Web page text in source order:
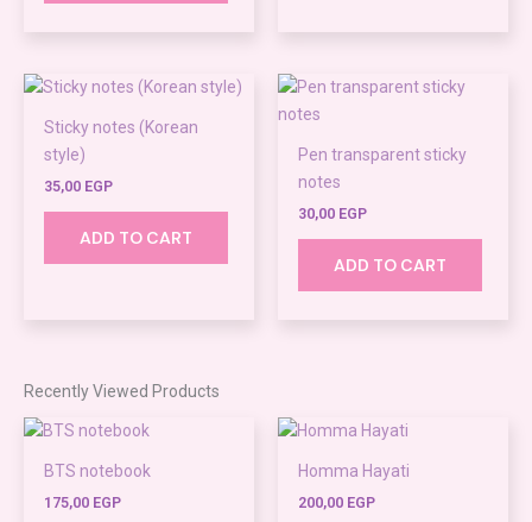
Sticky notes (Korean
style)
35,00 EGP
ADD TO CART
Pen transparent sticky
notes
30,00 EGP
ADD TO CART
Recently Viewed Products
BTS notebook
175,00 EGP
Homma Hayati
200,00 EGP